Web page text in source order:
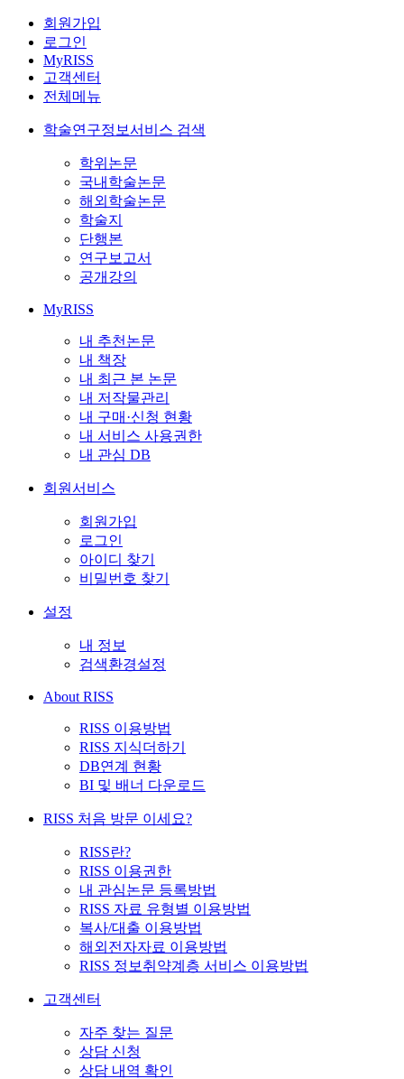
회원가입
로그인
MyRISS
고객센터
전체메뉴
학술연구정보서비스 검색
학위논문
국내학술논문
해외학술논문
학술지
단행본
연구보고서
공개강의
MyRISS
내 추천논문
내 책장
내 최근 본 논문
내 저작물관리
내 구매·신청 현황
내 서비스 사용권한
내 관심 DB
회원서비스
회원가입
로그인
아이디 찾기
비밀번호 찾기
설정
내 정보
검색환경설정
About RISS
RISS 이용방법
RISS 지식더하기
DB연계 현황
BI 및 배너 다운로드
RISS 처음 방문 이세요?
RISS란?
RISS 이용권한
내 관심논문 등록방법
RISS 자료 유형별 이용방법
복사/대출 이용방법
해외전자자료 이용방법
RISS 정보취약계층 서비스 이용방법
고객센터
자주 찾는 질문
상담 신청
상담 내역 확인